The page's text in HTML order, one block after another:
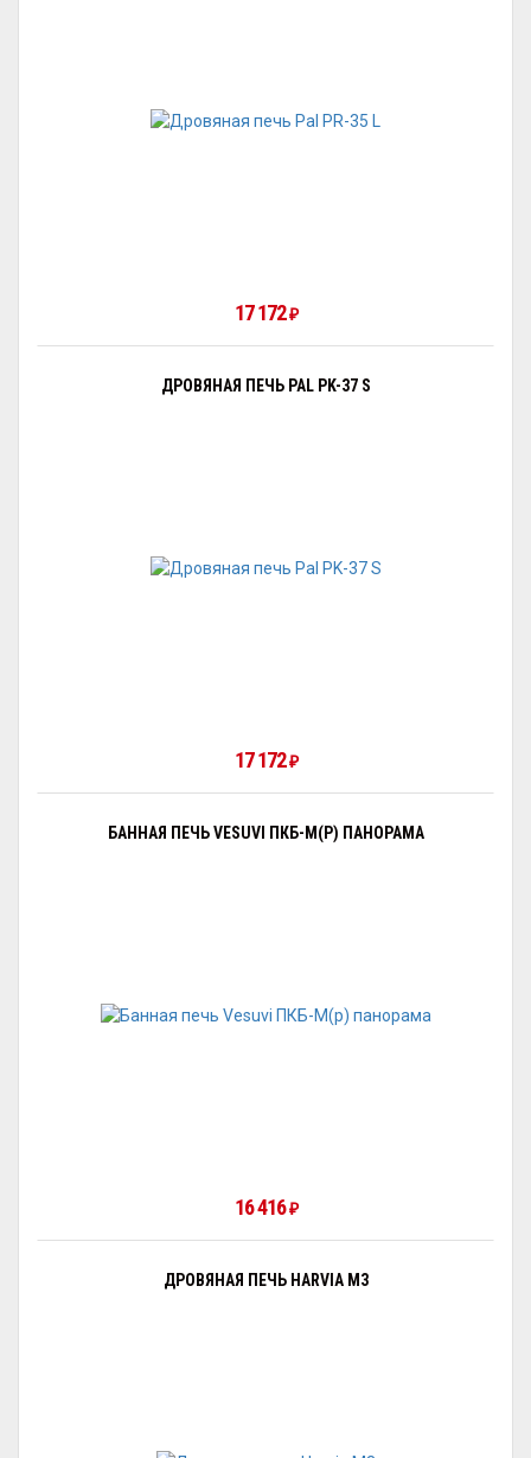
17 172₽
ДРОВЯНАЯ ПЕЧЬ PAL PK-37 S
17 172₽
БАННАЯ ПЕЧЬ VESUVI ПКБ-М(Р) ПАНОРАМА
16 416₽
ДРОВЯНАЯ ПЕЧЬ HARVIA M3